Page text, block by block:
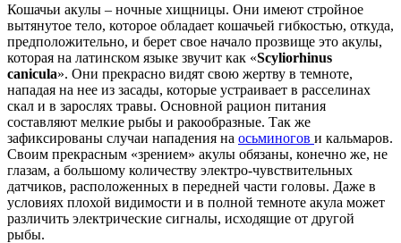
Кошачьи акулы – ночные хищницы. Они имеют стройное
вытянутое тело, которое обладает кошачьей гибкостью, откуда,
предположительно, и берет свое начало прозвище это акулы,
которая на латинском языке звучит как «Scyliorhinus
canicula». Они прекрасно видят свою жертву в темноте,
нападая на нее из засады, которые устраивает в расселинах
скал и в зарослях травы. Основной рацион питания
составляют мелкие рыбы и ракообразные. Так же
зафиксированы случаи нападения на осьминогов и кальмаров.
Своим прекрасным «зрением» акулы обязаны, конечно же, не
глазам, а большому количеству электро-чувствительных
датчиков, расположенных в передней части головы. Даже в
условиях плохой видимости и в полной темноте акула может
различить электрические сигналы, исходящие от другой
рыбы.